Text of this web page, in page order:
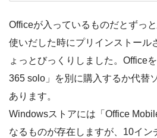
Officeが入っているものだとずっ
使いだした時にプリインストール
ょっとびっくりしました。Office
365 solo」を別に購入するか代替
あります。
Windowsストアには「Office
なるものが存在しますが、10イン